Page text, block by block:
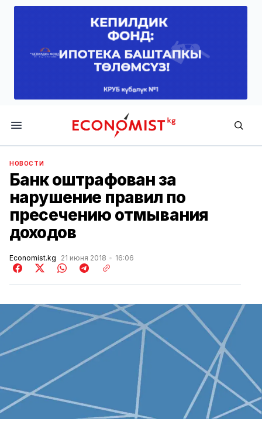
Economist.kg
НОВОСТИ
Банк оштрафован за
нарушение правил по
пресечению отмывания
доходов
Economist.kg 21 июня 2018 16:06